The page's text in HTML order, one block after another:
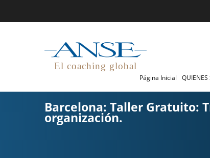
El coaching global
Página Inicial QUIENES
Barcelona: Taller Gratuito:
organización.